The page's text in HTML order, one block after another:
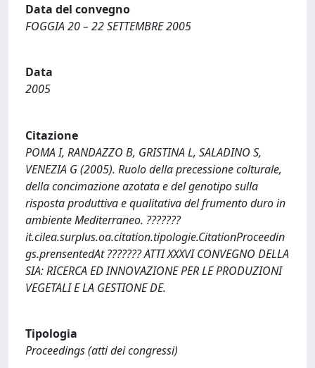
Data del convegno
FOGGIA 20 – 22 SETTEMBRE 2005
Data
2005
Citazione
POMA I, RANDAZZO B, GRISTINA L, SALADINO S,
VENEZIA G (2005). Ruolo della precessione colturale,
della concimazione azotata e del genotipo sulla
risposta produttiva e qualitativa del frumento duro in
ambiente Mediterraneo. ???????
it.cilea.surplus.oa.citation.tipologie.CitationProceedin
gs.prensentedAt ??????? ATTI XXXVI CONVEGNO DELLA
SIA: RICERCA ED INNOVAZIONE PER LE PRODUZIONI
VEGETALI E LA GESTIONE DE.
Tipologia
Proceedings (atti dei congressi)